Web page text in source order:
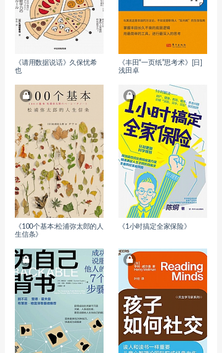
《请用数据说话》久保忧希
也
《丰田“一页纸”思考术》[日]
浅田卓
《100个基本:松浦弥太郎的人
生信条》
《1小时搞定全家保险》